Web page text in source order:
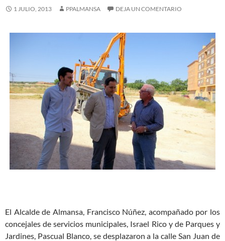
1 JULIO, 2013 PPALMANSA DEJA UN COMENTARIO
El Alcalde de Almansa, Francisco Núñez, acompañado por los
concejales de servicios municipales, Israel Rico y de Parques y
Jardines, Pascual Blanco, se desplazaron a la calle San Juan de